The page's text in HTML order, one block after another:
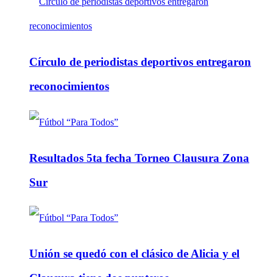
Círculo de periodistas deportivos entregaron
reconocimientos
Resultados 5ta fecha Torneo Clausura Zona
Sur
Unión se quedó con el clásico de Alicia y el